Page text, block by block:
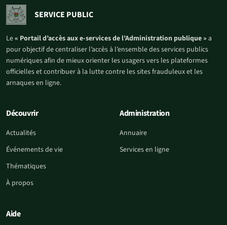
SERVICE PUBLIC
Le« Portail d’accès aux e-services de l’Administration publique » a
pour objectif de centraliser l’accès à l’ensemble des services publics
numériques afin de mieux orienter les usagers vers les plateformes
officielles et contribuer à la lutte contre les sites frauduleux et les
arnaques en ligne.
Découvrir
Actualités
Événements de vie
Thématiques
À propos
Administration
Annuaire
Services en ligne
Aide